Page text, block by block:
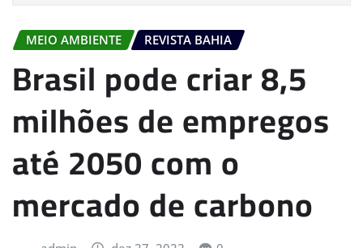
MEIO AMBIENTE REVISTA BAHIA
Brasil pode criar 8,5
milhões de empregos
até 2050 com o
mercado de carbono